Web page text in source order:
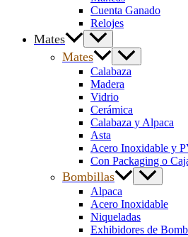
Cuenta Ganado
Relojes
Mates
Mates
Calabaza
Madera
Vidrio
Cerámica
Calabaza y Alpaca
Asta
Acero Inoxidable y
Con Packaging o
Bombillas
Alpaca
Acero Inoxidable
Niqueladas
Exhibidores de